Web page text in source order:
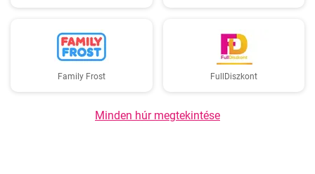
Family Frost FullDiszkont
Minden húr megtekintése